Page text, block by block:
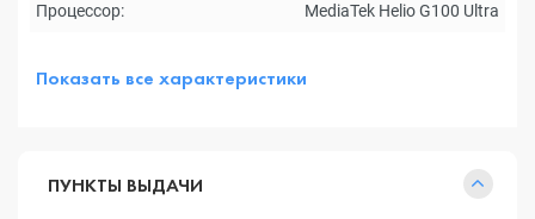
Процессор: MediaTek Helio G100 Ultra
Показать все характеристики
ПУНКТЫ ВЫДАЧИ